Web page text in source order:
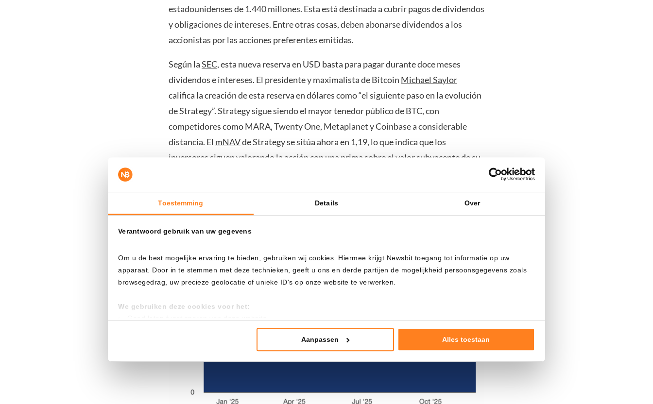
Toestemming Details Over
Verantwoord gebruik van uw gegevens
Om u de best mogelijke ervaring te bieden, gebruiken wij cookies. Hiermee krijgt Newsbit toegang tot informatie op uw
apparaat. Door in te stemmen met deze technieken, geeft u ons en derde partijen de mogelijkheid persoonsgegevens zoals
browsegedrag, uw precieze geolocatie of unieke ID's op onze website te verwerken.
We gebruiken deze cookies voor het:
Klik hieronder om ons toestemming te geven om deze technieken te gebruiken voor bovenstaande doelen of maak
onderaan de pagina. Voor meer informatie: zie onsprivacy cookiestatement
Aanpassen Alles toestaan
estadounidenses de 1.440 millones. Esta está destinada a cubrir pagos de dividendos
y obligaciones de intereses. Entre otras cosas, deben abonarse dividendos a los
accionistas por las acciones preferentes emitidas.
Según laSEC, esta nueva reserva en USD basta para pagar durante doce meses
dividendos e intereses. El presidente y maximalista de Bitcoin Michael Saylor
califica la creación de esta reserva en dólares como “el siguiente paso en la evolución
de Strategy”. Strategy sigue siendo el mayor tenedor público de BTC, con
competidores como MARA, Twenty One, Metaplanet y Coinbase a considerable
distancia. El mNAVde Strategy se sitúa ahora en 1,19, lo que indica que los
inversores siguen valorando la acción con una prima sobre el valor subyacente de su